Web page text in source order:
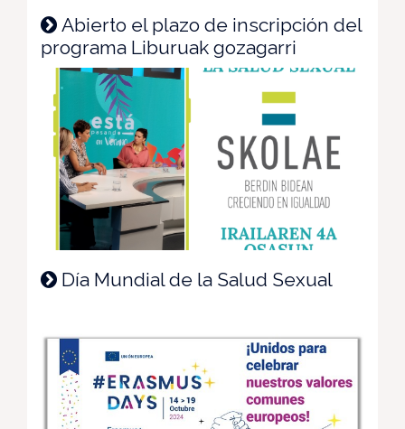
Abierto el plazo de inscripción del
programa Liburuak gozagarri
Día Mundial de la Salud Sexual